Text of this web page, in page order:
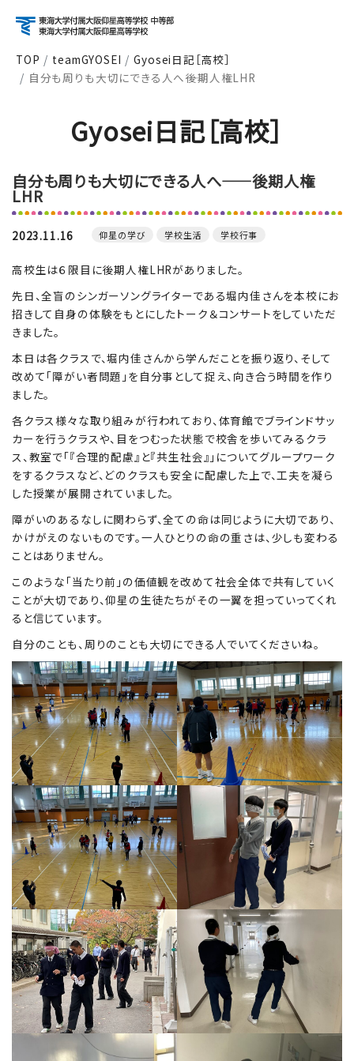
アクセス 資料請求 お問い合わせ
About
Course
School Life
Education 特色ある教育
Exam
team Gyosei
TOP teamGYOSEI
Gyosei日記［高校］
自分も周りも大切にできる人へ――後期人権LHR
Gyosei日記［高校］
自分も周りも大切にできる人へ――後期人権
LHR
2023.11.16 仰星の学び 学校生活 学校行事
高校生は６限目に後期人権LHRがありました。
先日、全盲のシンガーソングライターである堀内佳さんを本校にお
招きして自身の体験をもとにしたトーク＆コンサートをしていただ
きました。
本日は各クラスで、堀内佳さんから学んだことを振り返り、そして
改めて「障がい者問題」を自分事として捉え、向き合う時間を作り
ました。
各クラス様々な取り組みが行われており、体育館でブラインドサッ
カーを行うクラスや、目をつむった状態で校舎を歩いてみるクラ
ス、教室で「『合理的配慮』と『共生社会』」についてグループワーク
をするクラスなど、どのクラスも安全に配慮した上で、工夫を凝ら
した授業が展開されていました。
障がいのあるなしに関わらず、全ての命は同じように大切であり、
かけがえのないものです。一人ひとりの命の重さは、少しも変わる
ことはありません。
このような「当たり前」の価値観を改めて社会全体で共有していく
ことが大切であり、仰星の生徒たちがその一翼を担っていってくれ
ると信じています。
自分のことも、周りのことも大切にできる人でいてくださいね。